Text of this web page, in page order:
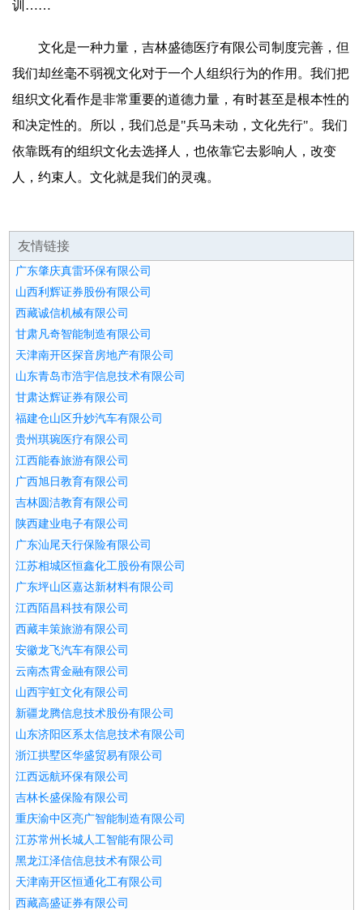
训……
文化是一种力量，吉林盛德医疗有限公司制度完善，但
我们却丝毫不弱视文化对于一个人组织行为的作用。我们把
组织文化看作是非常重要的道德力量，有时甚至是根本性的
和决定性的。所以，我们总是"兵马未动，文化先行"。我们
依靠既有的组织文化去选择人，也依靠它去影响人，改变
人，约束人。文化就是我们的灵魂。
友情链接
广东肇庆真雷环保有限公司
山西利辉证券股份有限公司
西藏诚信机械有限公司
甘肃凡奇智能制造有限公司
天津南开区探音房地产有限公司
山东青岛市浩宇信息技术有限公司
甘肃达辉证券有限公司
福建仓山区升妙汽车有限公司
贵州琪琬医疗有限公司
江西能春旅游有限公司
广西旭日教育有限公司
吉林圆洁教育有限公司
陕西建业电子有限公司
广东汕尾天行保险有限公司
江苏相城区恒鑫化工股份有限公司
广东坪山区嘉达新材料有限公司
江西陌昌科技有限公司
西藏丰策旅游有限公司
安徽龙飞汽车有限公司
云南杰霄金融有限公司
山西宇虹文化有限公司
新疆龙腾信息技术股份有限公司
山东济阳区系太信息技术有限公司
浙江拱墅区华盛贸易有限公司
江西远航环保有限公司
吉林长盛保险有限公司
重庆渝中区亮广智能制造有限公司
江苏常州长城人工智能有限公司
黑龙江泽信信息技术有限公司
天津南开区恒通化工有限公司
西藏高盛证券有限公司